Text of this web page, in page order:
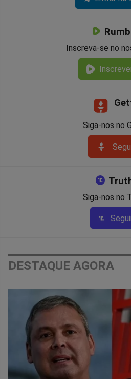
Inscreva-se no
Siga-nos no
Siga-nos no
DESTAQUE AGORA